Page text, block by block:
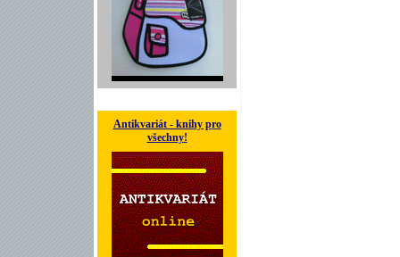
Antikvariát - knihy pro
všechny!